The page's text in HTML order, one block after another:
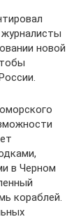
новой
в Черном
кораблей.